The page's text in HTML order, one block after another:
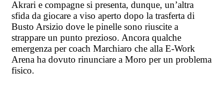
Akrari e compagne si presenta, dunque, un’altra
sfida da giocare a viso aperto dopo la trasferta di
Busto Arsizio dove le pinelle sono riuscite a
strappare un punto prezioso. Ancora qualche
emergenza per coach Marchiaro che alla E-Work
Arena ha dovuto rinunciare a Moro per un problema
fisico.